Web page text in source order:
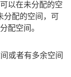
以在未分配的空
分配的空间，可
配空间。
或者有多余空间